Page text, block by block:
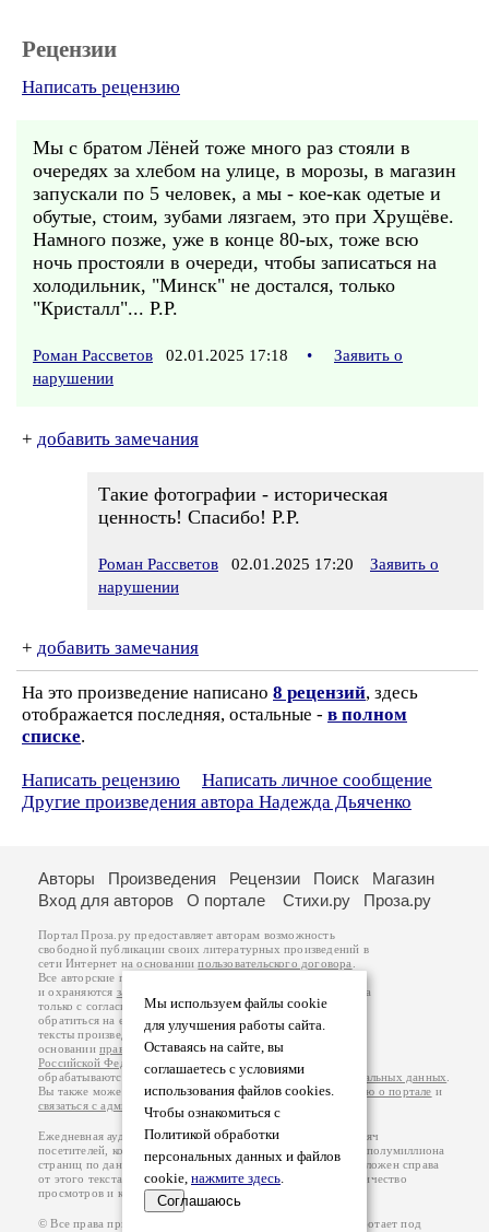
Рецензии
Написать рецензию
Мы с братом Лёней тоже много раз стояли в
очередях за хлебом на улице, в морозы, в магазин
запускали по 5 человек, а мы - кое-как одетые и
обутые, стоим, зубами лязгаем, это при Хрущёве.
Намного позже, уже в конце 80-ых, тоже всю
ночь простояли в очереди, чтобы записаться на
холодильник, "Минск" не достался, только
"Кристалл"... Р.Р.
Роман Рассветов 02.01.2025 17:18 •
Заявить о
нарушении
+ добавить замечания
Такие фотографии - историческая
ценность! Спасибо! Р.Р.
Роман Рассветов 02.01.2025 17:20
Заявить о
нарушении
+ добавить замечания
На это произведение написано 8 рецензий, здесь
отображается последняя, остальные - в полном
списке.
Написать рецензию
Написать личное сообщение
Другие произведения автора Надежда Дьяченко
Мы используем файлы cookie
для улучшения работы сайта.
Оставаясь на сайте, вы
соглашаетесь с условиями
использования файлов cookies.
Чтобы ознакомиться с
Политикой обработки
персональных данных и файлов
cookie, нажмите здесь.
Соглашаюсь
Авторы Произведения Рецензии Поиск
Магазин
Вход для авторов
О портале Стихи.ру Проза.ру
Портал Проза.ру предоставляет авторам возможность
свободной публикации своих литературных произведений в
сети Интернет на основаниипользовательского договора
Все авторские права на произведения принадлежат авторам
и охраняются законом
. Перепечатка произведений возможна
только с согласия его автора, к которому вы можете
обратиться на его авторской странице. Ответственность за
тексты произведений авторы несут самостоятельно на
основанииправил публикацииизаконодательства
Российской Федерации
обрабатываются на основанииПолитики обработки персональных данных
Вы также можете посмотреть более подробнуюинформацию о портале и
связаться с администрацией
Ежедневная аудитория портала Проза.ру – порядка 100 тысяч
посетителей, которые в общей сумме просматривают более полумиллиона
страниц по данным счетчика посещаемости, который расположен справа
от этого текста. В каждой графе указано по две цифры: количество
просмотров и количество посетителей.
© Все права принадлежат авторам, 2000-2026. Портал работает под